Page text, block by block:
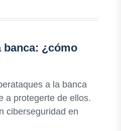
banca: ¿cómo
a la banca
a protegerte de ellos.
ciberseguridad en